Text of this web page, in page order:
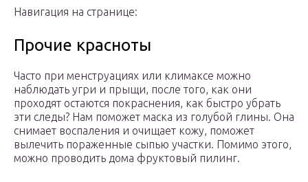
Навигация на странице:
Прочие красноты
Часто при менструациях или климаксе можно
наблюдать угри и прыщи, после того, как они
проходят остаются покраснения, как быстро убрать
эти следы? Нам поможет маска из голубой глины. Она
снимает воспаления и очищает кожу, поможет
вылечить пораженные сыпью участки. Помимо этого,
можно проводить дома фруктовый пилинг.